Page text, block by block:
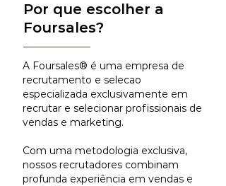
Por que escolher a
Foursales?
A Foursales® é uma empresa de
recrutamento e selecao
especializada exclusivamente em
recrutar e selecionar profissionais de
vendas e marketing.
Com uma metodologia exclusiva,
nossos recrutadores combinam
profunda experiência em vendas e